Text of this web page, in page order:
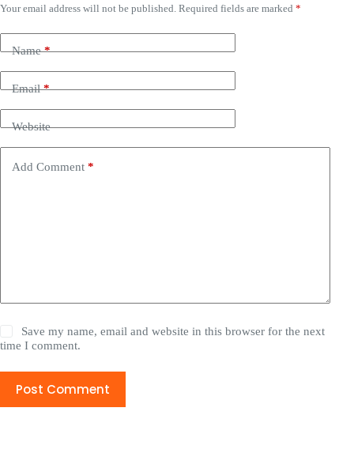
Your email address will not be published. Required fields are marked *
Name*
Email*
Website
Add Comment *
Save my name, email and website in this browser for the next
time I comment.
Post Comment